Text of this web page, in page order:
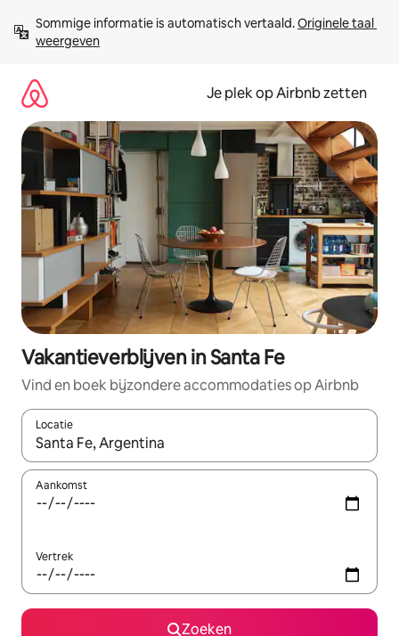
direct
naar
Sommige informatie is automatisch vertaald. Originele taal
weergeven
Je plek op Airbnb zetten
Vakantieverblijven in Santa Fe
Vind en boek bijzondere accommodaties op Airbnb
Locatie
Wanneer er resultaten beschikbaar zijn, maak je een keuze
Aankomst
Vertrek
Zoeken